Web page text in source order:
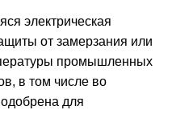
электрическая
от замерзания или
промышленных
в том числе во
для